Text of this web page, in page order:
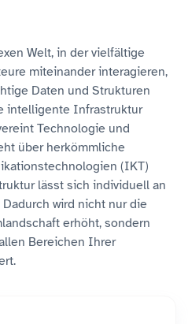
Welt, in der vielfältige
miteinander interagieren,
Daten und Strukturen
intelligente Infrastruktur
Technologie und
über herkömmliche
(IKT)
lässt sich individuell an
wird nicht nur die
erhöht, sondern
Bereichen Ihrer